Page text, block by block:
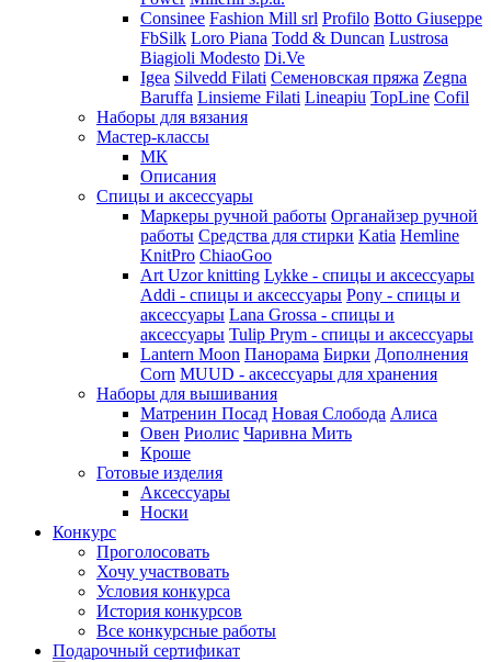
Consinee Fashion Mill srl Profilo Botto Giuseppe
FbSilk Loro Piana Todd & Duncan Lustrosa
Biagioli Modesto Di.Ve
Igea Silvedd Filati Семеновская пряжа Zegna
Baruffa Linsieme Filati Lineapiu TopLine Cofil
Наборы для вязания
Мастер-классы
МК
Описания
Спицы и аксессуары
Маркеры ручной работы Органайзер ручной
работы Средства для стирки Katia Hemline
KnitPro ChiaoGoo
Art Uzor knitting Lykke - спицы и аксессуары
Addi - спицы и аксессуары Pony - спицы и
аксессуары Lana Grossa - спицы и
аксессуары Tulip Prym - спицы и аксессуары
Lantern Moon Панорама Бирки Дополнения
Corn MUUD - аксессуары для хранения
Наборы для вышивания
Матренин Посад Новая Слобода Алиса
Овен Риолис Чаривна Мить
Кроше
Готовые изделия
Аксессуары
Носки
Конкурс
Проголосовать
Хочу участвовать
Условия конкурса
История конкурсов
Все конкурсные работы
Подарочный сертификат